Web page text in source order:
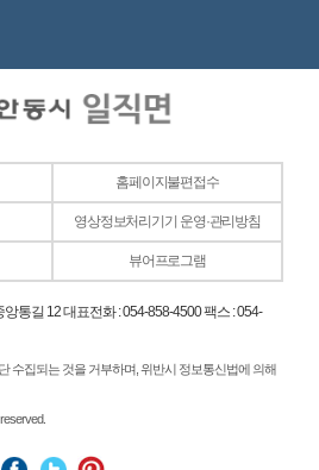
홈페이지불편접수
영상정보처리기기 운영·관리방침
뷰어프로그램
통길 12 대표전화 : 054-858-4500 팩스 : 054-
수집되는 것을 거부하며, 위반시 정보통신법에 의해